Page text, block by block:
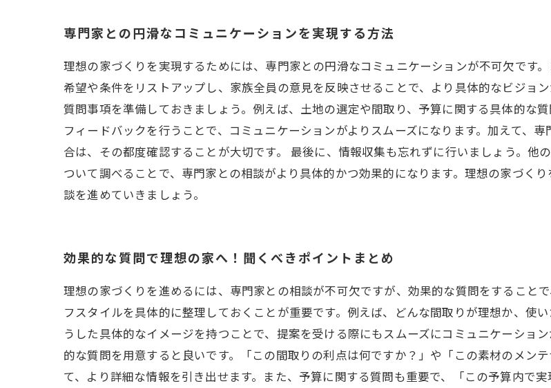
専門家との円滑なコミュニケーションを実現する方法
理想の家づくりを実現するためには、専門家との円滑なコミュニケーションが不可欠です
希望や条件をリストアップし、家族全員の意見を反映させることで、より具体的なビジョ
質問事項を準備しておきましょう。例えば、土地の選定や間取り、予算に関する具体的な
フィードバックを行うことで、コミュニケーションがよりスムーズになります。加えて、
合は、その都度確認することが大切です。 最後に、情報収集も忘れずに行いましょう。他
ついて調べることで、専門家との相談がより具体的かつ効果的になります。理想の家づく
談を進めていきましょう。
効果的な質問で理想の家へ！聞くべきポイントまとめ
理想の家づくりを進めるには、専門家との相談が不可欠ですが、効果的な質問をすること
フスタイルを具体的に整理しておくことが重要です。例えば、どんな間取りが理想か、使
うした具体的なイメージを持つことで、提案を受ける際にもスムーズにコミュニケーショ
的な質問を用意すると良いです。「この間取りの利点は何ですか？」や「この素材のメン
て、より詳細な情報を引き出せます。また、予算に関する質問も重要で、「この予算内で